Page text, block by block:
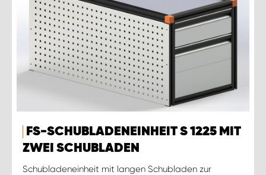
FS-SCHUBLADENEINHEIT S 1225 MIT
ZWEI SCHUBLADEN
Schubladeneinheit mit langen Schubladen zur